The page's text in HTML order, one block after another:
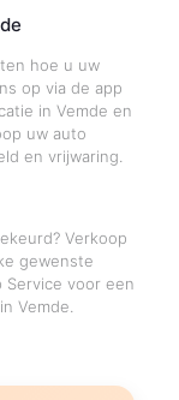
hoe u uw
op via de app
in Vemde en
uw auto
en vrijwaring.
Verkoop
gewenste
Service voor een
Vemde.